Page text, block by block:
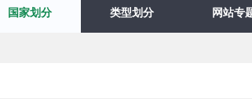
国家划分 类型划分 网站专